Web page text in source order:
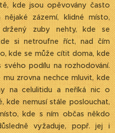
kde jsou opěvovány často
zázemí, klidné místo,
zuby nehty, kde se
si netroufne říct, nad čím
kde se může cítit doma, kde
podílu na rozhodování.
zrovna nechce mluvit, kde
na celulitidu a neříká nic o
kde nemusí stále poslouchat,
kde s ním občas někdo
vyžaduje, popř. jej i